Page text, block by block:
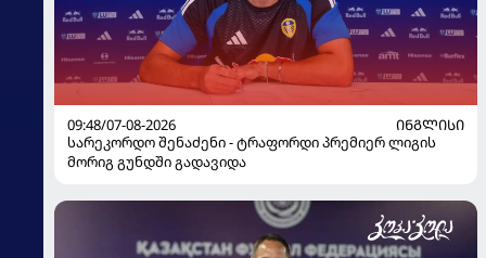
09:48/07-08-2026
ᲘᲜᲒᲚᲘᲡᲘ
სარეკორდო შენაძენი - ტრაფორდი პრემიერ ლიგის
მორიგ გუნდში გადავიდა